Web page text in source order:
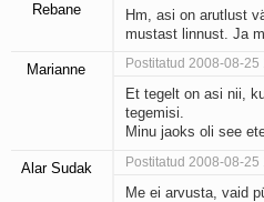
Rebane
Hm, asi on arutlust
mustast linnust. Ja
Marianne Postitatud 2008-08-25
Et tegelt on asi nii,
tegemisi.
Minu jaoks oli see
Alar Sudak Postitatud 2008-08-25
Me ei arvusta, vaid